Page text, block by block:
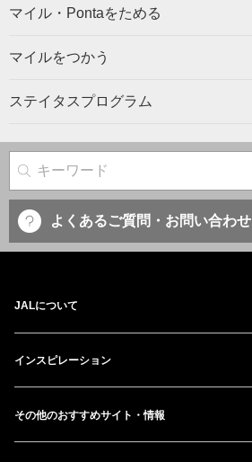
マイル・Pontaをためる
マイルをつかう
ステイタスプログラム
サイト内検索
よくあるご質問・お問い合わせ
JALについて
インスピレーション
その他のおすすめサイト・情報